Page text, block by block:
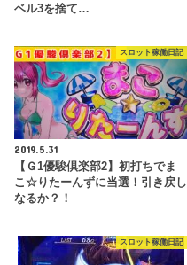
ベル3を捨て…
スロット稼働日記
2019.5.31
【Ｇ1優駿倶楽部2】初打ちでま
こ☆りたーんずに当選！引き戻し
なるか？！
スロット稼働日記